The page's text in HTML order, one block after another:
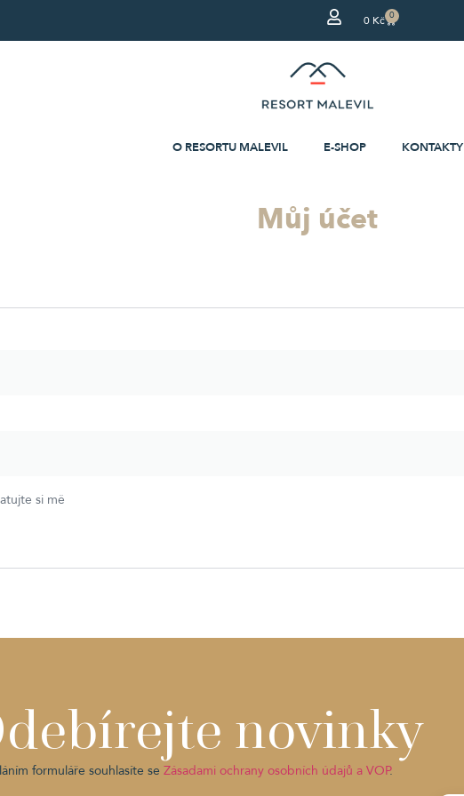
0 Kč 0
O RESORTU MALEVIL E-SHOP KONTAKTY
Můj účet
si mě
novinky
formuláře souhlasíte se Zásadami ochrany osobních údajů a VOP.